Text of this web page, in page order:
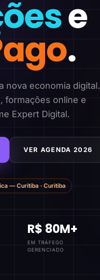
e
.
nova economia digital.
formações online e
Expert Digital.
VER AGENDA 2026
— Curitiba · Curitiba
R$ 80M+
EM TRÁFEGO
GERENCIADO